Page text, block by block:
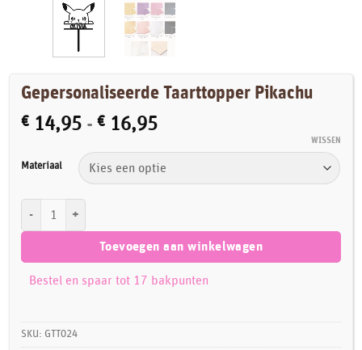
Gepersonaliseerde Taarttopper Pikachu
€ 14,95 - € 16,95Prijsklasse:
tot
€ 16,95
Materiaal
WISSEN
Toevoegen aan winkelwagen
Bestel en spaar tot 17 bakpunten
SKU: GTT024